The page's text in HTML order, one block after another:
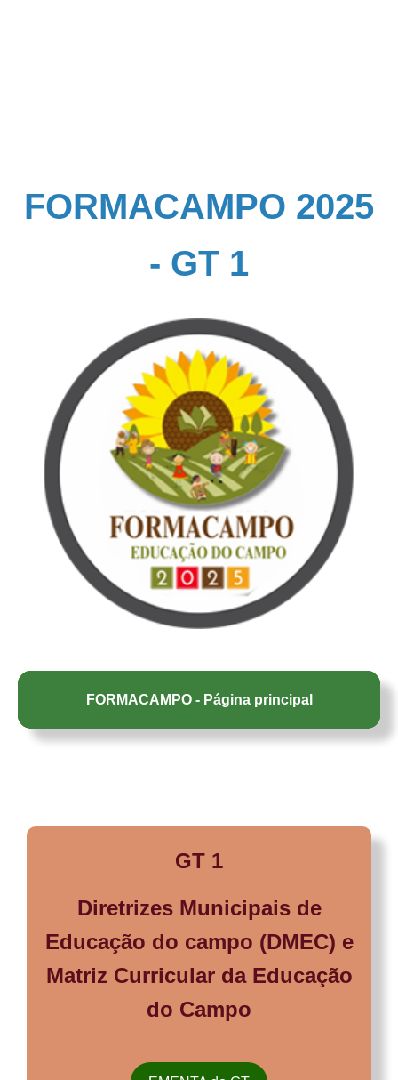
FORMACAMPO 2025
- GT 1
FORMACAMPO - Página principal
GT 1
Diretrizes Municipais de
Educação do campo (DMEC) e
Matriz Curricular da Educação
do Campo